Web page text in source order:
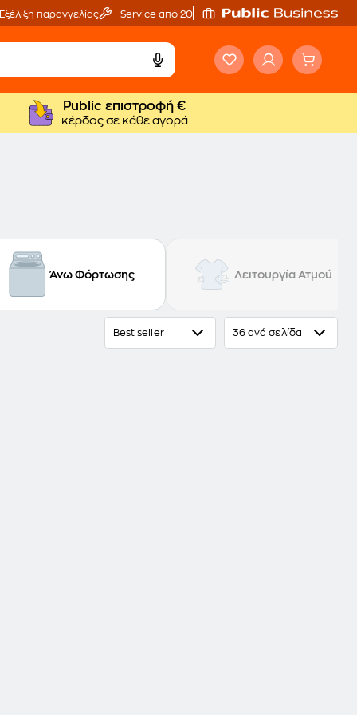
Εξέλιξη παραγγελίας Service από 20'
Public επιστροφή €
κέρδος σε κάθε αγορά
Άνω Φόρτωσης Λειτουργία Ατμού
Best seller 36 ανά σελίδα